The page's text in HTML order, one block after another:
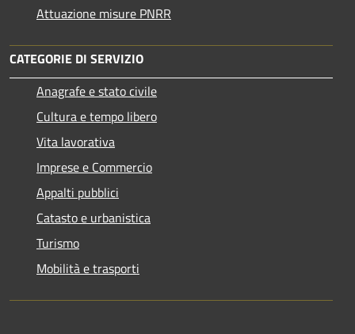
Attuazione misure PNRR
CATEGORIE DI SERVIZIO
Anagrafe e stato civile
Cultura e tempo libero
Vita lavorativa
Imprese e Commercio
Appalti pubblici
Catasto e urbanistica
Turismo
Mobilità e trasporti